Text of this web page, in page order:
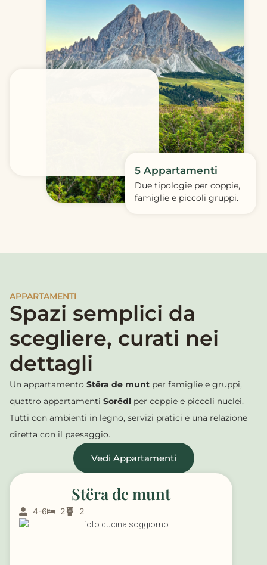
5 Appartamenti
Due tipologie per coppie,
famiglie e piccoli gruppi.
APPARTAMENTI
Spazi semplici da
scegliere, curati nei
dettagli
Un appartamento Stëra de munt per famiglie e gruppi,
quattro appartamenti Sorëdl per coppie e piccoli nuclei.
Tutti con ambienti in legno, servizi pratici e una relazione
diretta con il paesaggio.
Vedi Appartamenti
Stëra de munt
4-6 2 2